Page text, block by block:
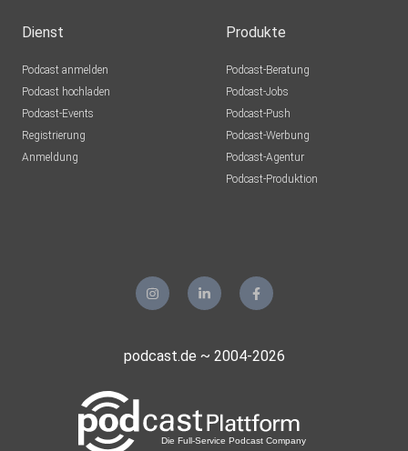
Dienst
Podcast anmelden
Podcast hochladen
Podcast-Events
Registrierung
Anmeldung
Produkte
Podcast-Beratung
Podcast-Jobs
Podcast-Push
Podcast-Werbung
Podcast-Agentur
Podcast-Produktion
podcast.de ~ 2004-2026